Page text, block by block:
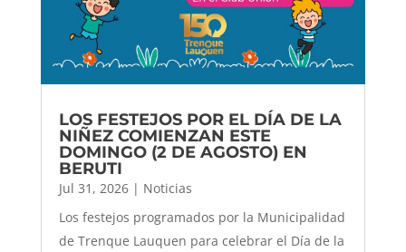
LOS FESTEJOS POR EL DÍA DE LA
NIÑEZ COMIENZAN ESTE
DOMINGO (2 DE AGOSTO) EN
BERUTI
Jul 31, 2026| Noticias
Los festejos programados por la Municipalidad
de Trenque Lauquen para celebrar el Día de la